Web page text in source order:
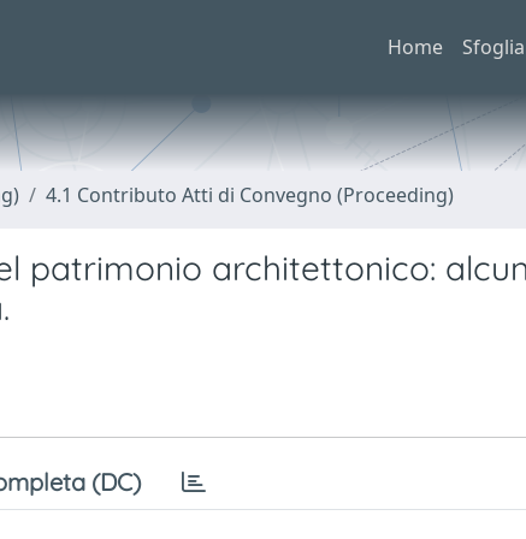
Home Sfoglia
4.1 Contributo Atti di Convegno (Proceeding)
patrimonio architettonico:
(DC)